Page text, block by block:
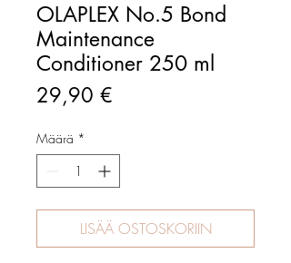
OLAPLEX No.5 Bond
Maintenance
Conditioner 250 ml
29,90 €
Määrä *
LISÄÄ OSTOSKORIIN